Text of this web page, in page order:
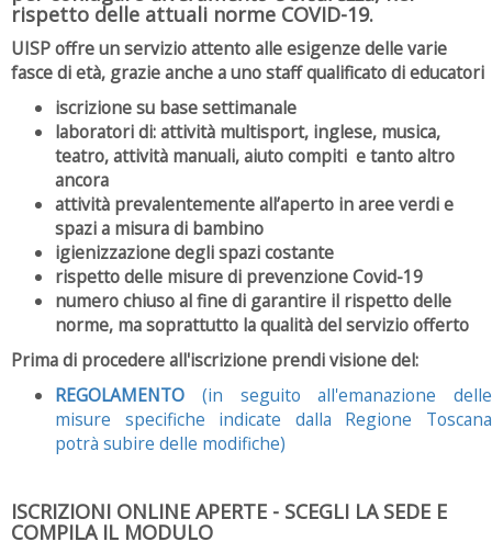
rispetto delle attuali norme COVID-19.
UISP offre un servizio attento alle esigenze delle varie
fasce di età, grazie anche a uno staff qualificato di educatori
iscrizione su base settimanale
laboratori di: attività multisport, inglese, musica,
teatro, attività manuali, aiuto compiti e tanto altro
ancora
attività prevalentemente all’aperto in aree verdi e
spazi a misura di bambino
igienizzazione degli spazi costante
rispetto delle misure di prevenzione Covid-19
numero chiuso al fine di garantire il rispetto delle
norme, ma soprattutto la qualità del servizio offerto
Prima di procedere all'iscrizione prendi visione del:
REGOLAMENTO (in seguito all'emanazione delle
misure specifiche indicate dalla Regione Toscana
potrà subire delle modifiche)
ISCRIZIONI ONLINE APERTE - SCEGLI LA SEDE E
COMPILA IL MODULO